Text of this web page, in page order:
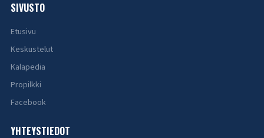
SIVUSTO
Etusivu
Keskustelut
Kalapedia
Propilkki
Facebook
YHTEYSTIEDOT